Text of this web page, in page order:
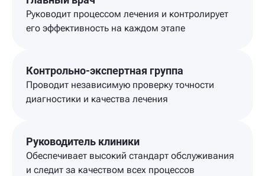
Руководит процессом лечения и контролирует
его эффективность на каждом этапе
Контрольно-экспертная группа
Проводит независимую проверку точности
диагностики и качества лечения
Руководитель клиники
Обеспечивает высокий стандарт обслуживания
и следит за качеством всех процессов